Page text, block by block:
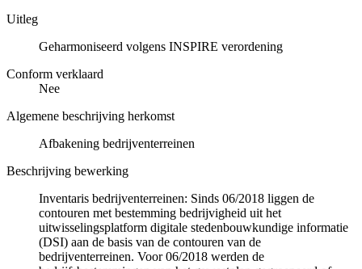
Uitleg
Geharmoniseerd volgens INSPIRE verordening
Conform verklaard
Nee
Algemene beschrijving herkomst
Afbakening bedrijventerreinen
Beschrijving bewerking
Inventaris bedrijventerreinen: Sinds 06/2018 liggen de
contouren met bestemming bedrijvigheid uit het
uitwisselingsplatform digitale stedenbouwkundige informatie
(DSI) aan de basis van de contouren van de
bedrijventerreinen. Voor 06/2018 werden de